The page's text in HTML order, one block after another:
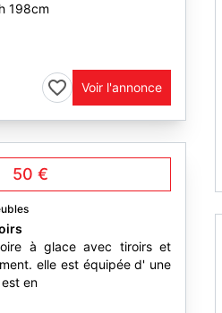
198cm
Voir l'annonce
50 €
à glace avec tiroirs et
elle est équipée d' une
en